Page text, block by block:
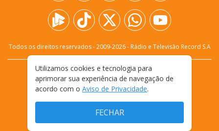
Todos os direitos reservados - 2009-2026- Rádio e Televisão Record S.A
CARREIRA FALE CONOSCO
PRIVACIDADE
TERMOS E CONDIÇÕES DE USO
Utilizamos cookies e tecnologia para
aprimorar sua experiência de navegação de
acordo com o Aviso de Privacidade.
FECHAR